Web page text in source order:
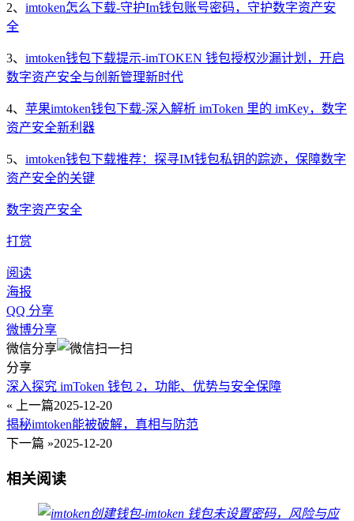
2、 imtoken怎么下载-守护Im钱包账号密码，守护数字资产安
全
3、 imtoken钱包下载提示-imTOKEN 钱包授权沙漏计划，开启
数字资产安全与创新管理新时代
4、 苹果imtoken钱包下载-深入解析 imToken 里的 imKey，数字
资产安全新利器
5、 imtoken钱包下载推荐：探寻IM钱包私钥的踪迹，保障数字
资产安全的关键
数字资产安全
打赏
阅读
海报
QQ 分享
微博分享
微信分享
分享
深入探究 imToken 钱包 2，功能、优势与安全保障
« 上一篇2025-12-20
揭秘imtoken能被破解，真相与防范
下一篇 »2025-12-20
相关阅读